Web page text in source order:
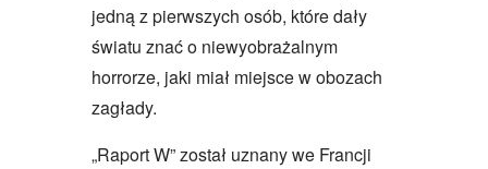
jedną z pierwszych osób, które dały
światu znać o niewyobrażalnym
horrorze, jaki miał miejsce w obozach
zagłady.
„Raport W” został uznany we Francji